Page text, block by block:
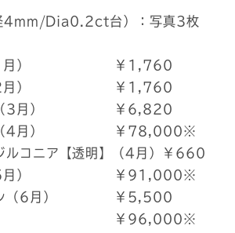
4mm/Dia0.2ct台）：写真3枚
ト（1月） ￥1,760
ト（2月） ￥1,760
ン（3月） ￥6,820
ド（4月） ￥78,000※
ルコニア【透明】（4月）￥660
ド（5月） ￥91,000※
ーン（6月） ￥5,500
7月） ￥96,000※